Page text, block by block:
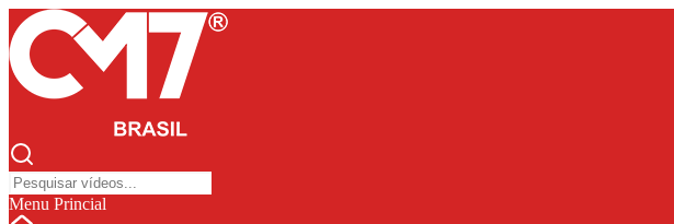
Menu Princial